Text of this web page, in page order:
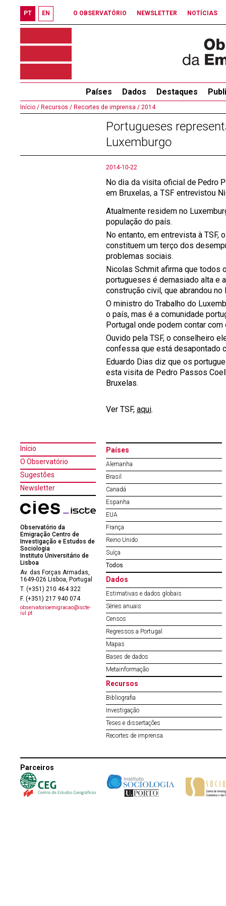
PT EN O OBSERVATÓRIO NEWSLETTER NOTÍCIAS
Países Dados Destaques
Início / Recursos / Recortes de imprensa / 2014
Portugueses
Luxemburgo
2014-10-22
No dia da visita oficial de Pedro
em Bruxelas, a TSF entrevistou
Atualmente residem no
população do país.
No entanto, em entrevista à
constituem um terço dos
problemas sociais.
Nicolas Schmit afirma que todos
portugueses é demasiado alta e
construção civil, que abrandou
O ministro do Trabalho do
o país, mas é a comunidade
Portugal onde podem contar com
Ouvido pela TSF, o conselheiro
confessa que está desapontado
Eduardo Dias diz que os
esta visita de Pedro Passos
Bruxelas.
Ver TSF, aqui.
Início
O Observatório
Sugestões
Newsletter
Observatório da
Emigração Centro de
Investigação e Estudos de
Sociologia
Instituto Universitário de
Lisboa
Av. das Forças Armadas,
1649-026 Lisboa, Portugal
T. (+351) 210 464 322
F. (+351) 217 940 074
observatorioemigracao@iscte-
iul.pt
Países
Alemanha
Brasil
Canadá
Espanha
EUA
França
Reino Unido
Suíça
Todos
Dados
Estimativas e dados globais
Séries anuais
Censos
Regressos a Portugal
Mapas
Bases de dados
Metainformação
Recursos
Bibliografia
Investigação
Teses e dissertações
Recortes de imprensa
Parceiros